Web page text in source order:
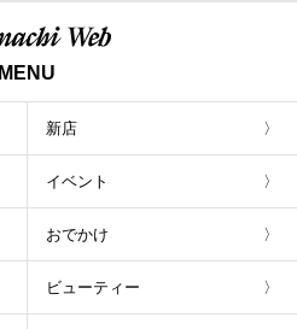
MENU
新店
イベント
おでかけ
ビューティー